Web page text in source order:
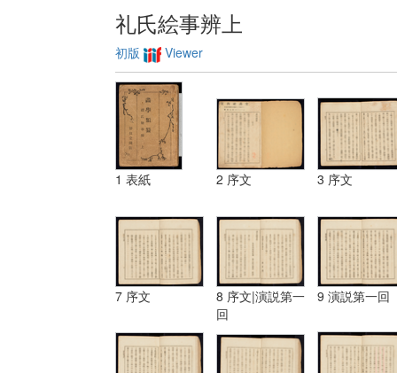
礼氏絵事辨上
初版 Viewer
1 表紙 2 序文 3 序文
7 序文
8 序文|演説第一
回
9 演説第一回